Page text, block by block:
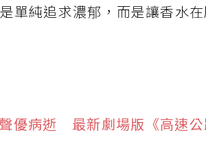
單純追求濃郁，而是讓香水
優病逝 最新劇場版《高速